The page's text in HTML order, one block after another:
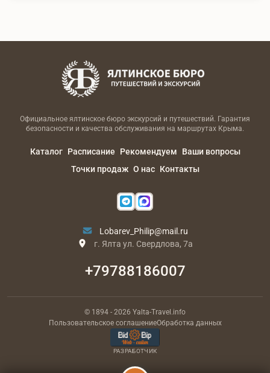
Официальное ялтинское бюро экскурсий и путешествий. Гарантия
безопасности и качества обслуживания на маршрутах Крыма.
Каталог Расписание Рекомендуем
Ваши вопросы
Точки продаж О нас Контакты
Lobarev_Philip@mail.ru
г. Ялта ул. Свердлова, 7а
+79788186007
© 1894 - 2026 Yalta-Travel.info
Пользовательское соглашениеОбработка данных
РАЗРАБОТЧИК